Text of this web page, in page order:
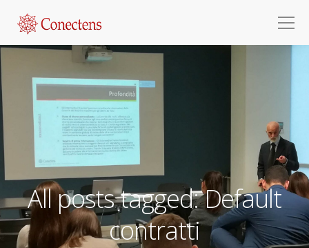
All posts tagged: Default
contratti